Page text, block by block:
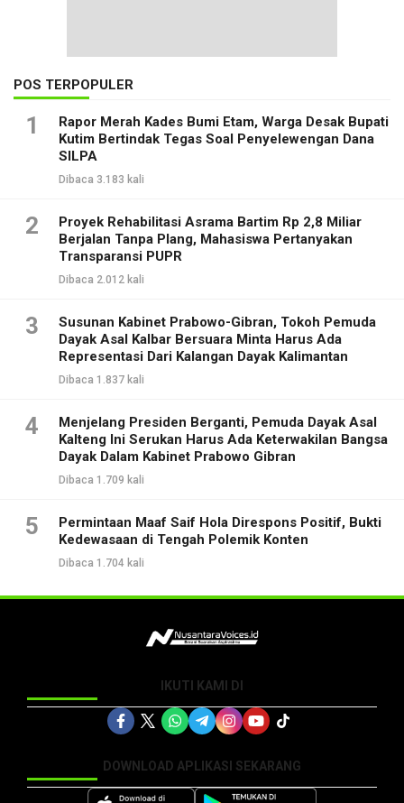
POS TERPOPULER
1
Rapor Merah Kades Bumi Etam, Warga Desak Bupati
Kutim Bertindak Tegas Soal Penyelewengan Dana
SILPA
Dibaca 3.183 kali
2
Proyek Rehabilitasi Asrama Bartim Rp 2,8 Miliar
Berjalan Tanpa Plang, Mahasiswa Pertanyakan
Transparansi PUPR
Dibaca 2.012 kali
3
Susunan Kabinet Prabowo-Gibran, Tokoh Pemuda
Dayak Asal Kalbar Bersuara Minta Harus Ada
Representasi Dari Kalangan Dayak Kalimantan
Dibaca 1.837 kali
4
Menjelang Presiden Berganti, Pemuda Dayak Asal
Kalteng Ini Serukan Harus Ada Keterwakilan Bangsa
Dayak Dalam Kabinet Prabowo Gibran
Dibaca 1.709 kali
5
Permintaan Maaf Saif Hola Direspons Positif, Bukti
Kedewasaan di Tengah Polemik Konten
Dibaca 1.704 kali
IKUTI KAMI DI
DOWNLOAD APLIKASI SEKARANG